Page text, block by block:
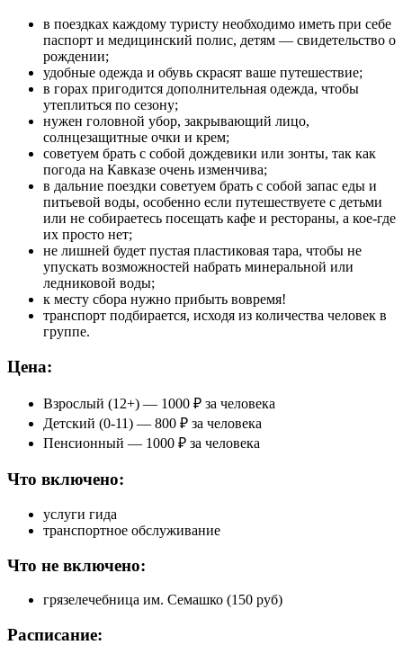
в поездках каждому туристу необходимо иметь при себе
паспорт и медицинский полис, детям — свидетельство о
рождении;
удобные одежда и обувь скрасят ваше путешествие;
в горах пригодится дополнительная одежда, чтобы
утеплиться по сезону;
нужен головной убор, закрывающий лицо,
солнцезащитные очки и крем;
советуем брать с собой дождевики или зонты, так как
погода на Кавказе очень изменчива;
в дальние поездки советуем брать с собой запас еды и
питьевой воды, особенно если путешествуете с детьми
или не собираетесь посещать кафе и рестораны, а кое-где
их просто нет;
не лишней будет пустая пластиковая тара, чтобы не
упускать возможностей набрать минеральной или
ледниковой воды;
к месту сбора нужно прибыть вовремя!
транспорт подбирается, исходя из количества человек в
группе.
Цена:
Взрослый (12+) — 1000 ₽ за человека
Детский (0-11) — 800 ₽ за человека
Пенсионный — 1000 ₽ за человека
Что включено:
услуги гида
транспортное обслуживание
Что не включено:
грязелечебница им. Семашко (150 руб)
Расписание: